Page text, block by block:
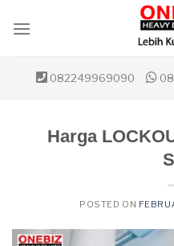
082249969090
Harga
POSTED ON